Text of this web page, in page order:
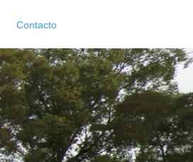
Contacto